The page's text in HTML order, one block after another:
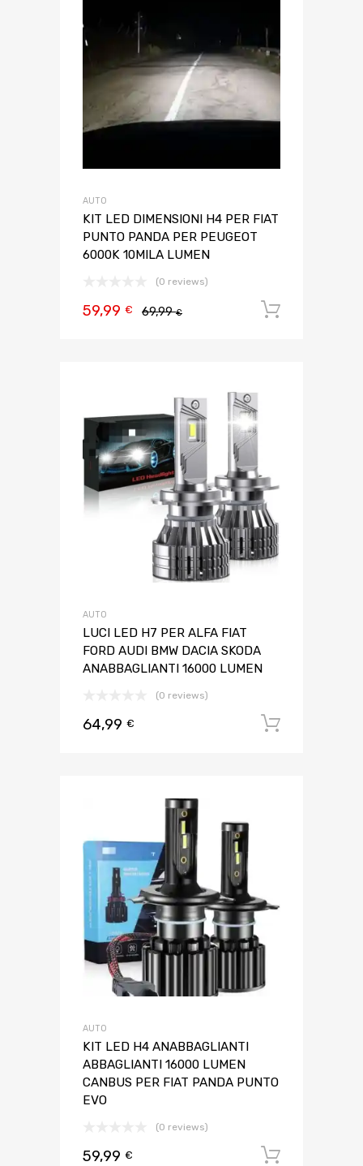
AUTO
KIT LED DIMENSIONI H4 PER FIAT
PUNTO PANDA PER PEUGEOT
6000K 10MILA LUMEN
(0 reviews)
69,99€
59,99 €
AUTO
LUCI LED H7 PER ALFA FIAT
FORD AUDI BMW DACIA SKODA
ANABBAGLIANTI 16000 LUMEN
(0 reviews)
64,99 €
AUTO
KIT LED H4 ANABBAGLIANTI
ABBAGLIANTI 16000 LUMEN
CANBUS PER FIAT PANDA PUNTO
EVO
(0 reviews)
59,99 €